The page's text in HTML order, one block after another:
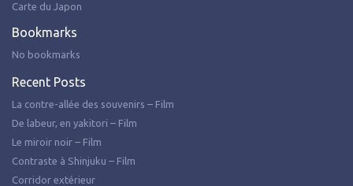
Carte du Japon
Bookmarks
No bookmarks
Recent Posts
La contre-allée des souvenirs – Film
De labeur, en yakitori – Film
Le miroir noir – Film
Contraste à Shinjuku – Film
Corridor extérieur